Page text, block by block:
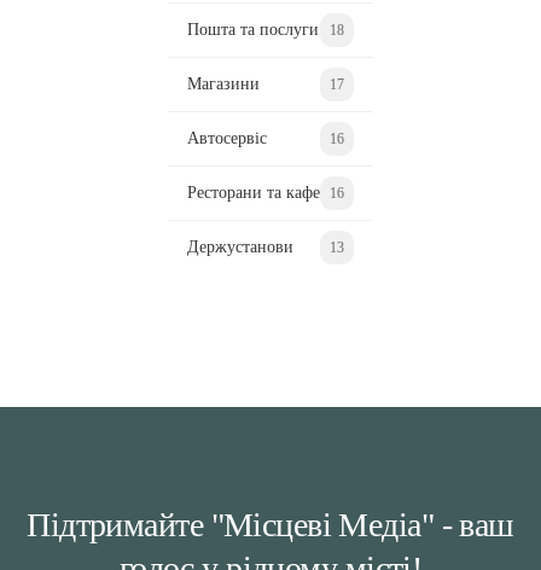
Пошта та послуги 18
Магазини 17
Автосервіс 16
Ресторани та кафе 16
Держустанови 13
Підтримайте "Місцеві Медіа" - ваш